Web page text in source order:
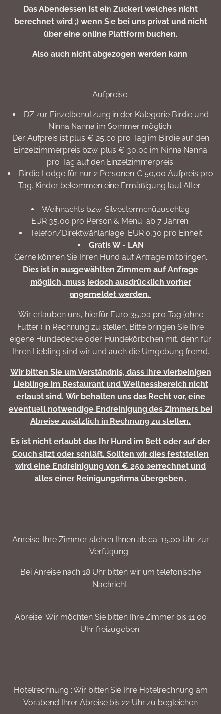
Das Abendessen ist ein Zuckerl welches nicht
berechnet wird ;) wenn Sie bei uns privat und nicht
über eine online Plattform buchen.
Also auch nicht abgezogen werden kann.
Aufpreise:
DZ zur Einzelbenutzung in der Kategorie Birdie und
Ninna Nanna im Sommer möglich.
Der Aufpreis ist plus € 25,00 pro Tag im Birdie auf den
Einzelzimmerpreis bzw. plus € 30,00 im Ninna Nanna
pro Tag auf den Einzelzimmerpreis.
Birdie Lodge für nur 2 Personen € 50,00 Aufpreis pro
Tag. Kinder bekommen eine Ermäßigung laut Alter
Weihnachts bzw. Silvestermenüzuschlag
EUR 35,00 pro Person & Menü ab 7 Jahren
Telefon/Direktwählanlage: EUR 0,30 pro Einheit
Gratis W - LAN
Gerne können Sie Ihren Hund auf Anfrage mitbringen.
Dies ist in ausgewählten Zimmern auf Anfrage
möglich, muss jedoch ausdrücklich vorher
angemeldet werden.
Wir erlauben uns, hierfür Euro 35,00 pro Tag (ohne
Futter ) in Rechnung zu stellen. Bitte bringen Sie Ihre
eigene Hundedecke oder Hundekörbchen mit, denn für
Ihren Liebling sind wir und auch die Umgebung fremd.
Wir bitten Sie um Verständnis, dass Ihre vierbeinigen
Lieblinge im Restaurant und Wellnessbereich nicht
erlaubt sind. Wir behalten uns das Recht vor, eine
eventuell notwendige Endreinigung des Zimmers bei
Abreise zusätzlich in Rechnung zu stellen.
Es ist nicht erlaubt das Ihr Hund im Bett oder auf der
Couch sitzt oder schläft. Sollten wir dies feststellen
wird eine Endreinigung von € 250 berrechnet und
alles einer Reinigungsfirma übergeben .
Anreise: Ihre Zimmer stehen Ihnen ab ca. 15.00 Uhr zur
Verfügung.
Bei Anreise nach 18 Uhr bitten wir um telefonische
Nachricht.
Abreise: Wir möchten Sie bitten Ihre Zimmer bis 11.00
Uhr freizugeben.
Hotelrechnung : Wir bitten Sie Ihre Hotelrechnung am
Vorabend Ihrer Abreise bis 22 Uhr zu begleichen